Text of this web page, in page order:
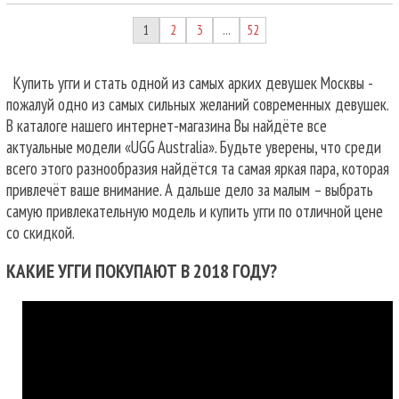
1 2 3 … 52
Купить угги и стать одной из самых арких девушек Москвы -
пожалуй одно из самых сильных желаний современных девушек.
В каталоге нашего интернет-магазина Вы найдёте все
актуальные модели «UGG Australia». Будьте уверены, что среди
всего этого разнообразия найдётся та самая яркая пара, которая
привлечёт ваше внимание. А дальше дело за малым – выбрать
самую привлекательную модель и купить угги по отличной цене
со скидкой.
КАКИЕ УГГИ ПОКУПАЮТ В 2018 ГОДУ?